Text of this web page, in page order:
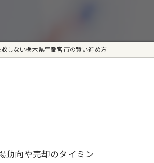
しない栃木県宇都宮市の賢い進め方
動向や売却のタイミン